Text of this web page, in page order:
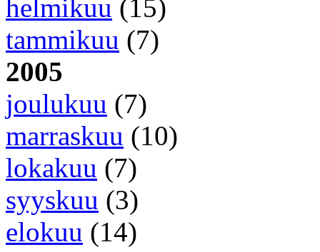
helmikuu (15)
tammikuu (7)
2005
joulukuu (7)
marraskuu (10)
lokakuu (7)
syyskuu (3)
elokuu (14)